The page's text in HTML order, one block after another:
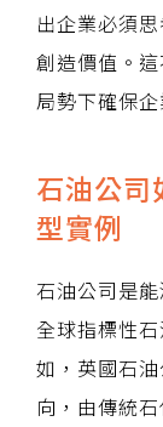
出企業必須
創造價值。
局勢下確保
石油公司
型實例
石油公司是
全球指標性
如，英國石
向，由傳統